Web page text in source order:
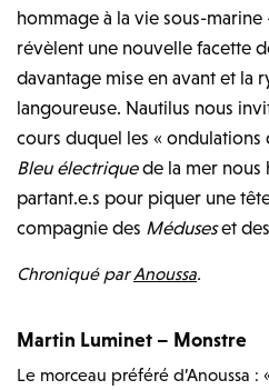
hommage à la vie sous-
révèlent une nouvelle facette
davantage mise en avant et la
langoureuse. Nautilus nous
cours duquel les «
Bleu électriquede la mer nous
partant.e.s pour piquer une tête
compagnie des Méduseset des
Chroniqué parAnoussa.
Martin Luminet – Monstre
Le morceau préféré d’Anoussa :